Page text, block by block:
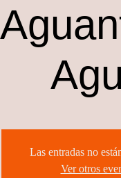
Las entradas no
Ver otros